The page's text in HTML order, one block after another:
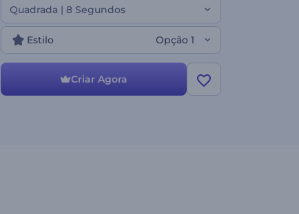
upload do seu logotipo, digite sua tagline e deixe a
magia da natureza selvagem fazer o resto. Perfeito
para aberturas cinematográficas, introduções de
marcas ou qualquer apresentação em que você
queira causar uma impressão marcante.
Experimente agora!
Quadrada | 8 Segundos
Estilo Opção 1
Criar Agora